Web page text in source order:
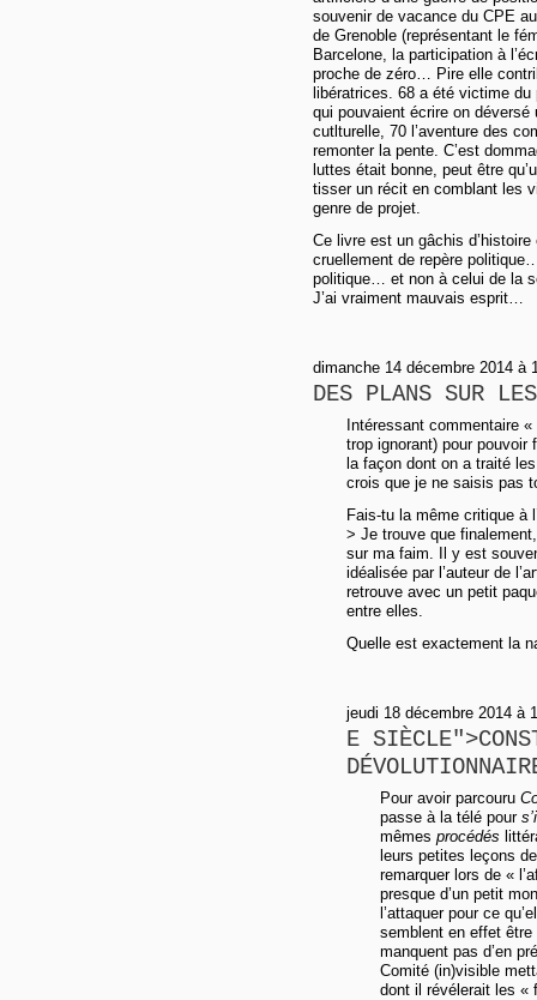
souvenir de vacance du CPE
de Grenoble (représentant le
Barcelone, la participation à
proche de zéro… Pire elle
libératrices. 68 a été victime
qui pouvaient écrire on
cutlturelle, 70 l’aventure des
remonter la pente. C’est
luttes était bonne, peut être
tisser un récit en comblant les
genre de projet.
Ce livre est un gâchis
cruellement de repère
politique… et non à celui de la
J’ai vraiment mauvais esprit…
dimanche 14 décembre 2014 à
DES PLANS SUR
Intéressant commentaire
trop ignorant) pour pouvoir
la façon dont on a traité
crois que je ne saisis pas
Fais-tu la même critique à
> Je trouve que
sur ma faim. Il y est
idéalisée par l’auteur de
retrouve avec un petit
entre elles.
Quelle est exactement la
jeudi 18 décembre 2014 à
E
Pour avoir parcouru
passe à la télé pour
mêmes procédés
leurs petites leçons
remarquer lors de «
presque d’un petit
l’attaquer pour ce
semblent en effet
manquent pas d’en
Comité (in)visible
dont il révélerait les «